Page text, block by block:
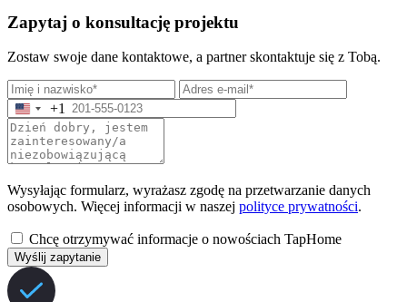
Zapytaj o konsultację projektu
Zostaw swoje dane kontaktowe, a partner skontaktuje się z Tobą.
+1
Wysyłając formularz, wyrażasz zgodę na przetwarzanie danych
osobowych. Więcej informacji w naszej polityce prywatności.
Chcę otrzymywać informacje o nowościach TapHome
Wyślij zapytanie